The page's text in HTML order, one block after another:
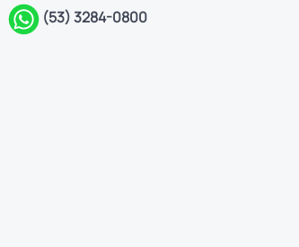
(53) 3284-0800